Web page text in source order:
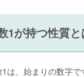
1が持つ性質と
1は、始まりの数字で